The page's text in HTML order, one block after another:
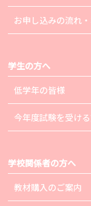
お申し込みの流れ
学生の方へ
低学年の皆様
今年度試験を受け
学校関係者の方へ
教材購入のご案内